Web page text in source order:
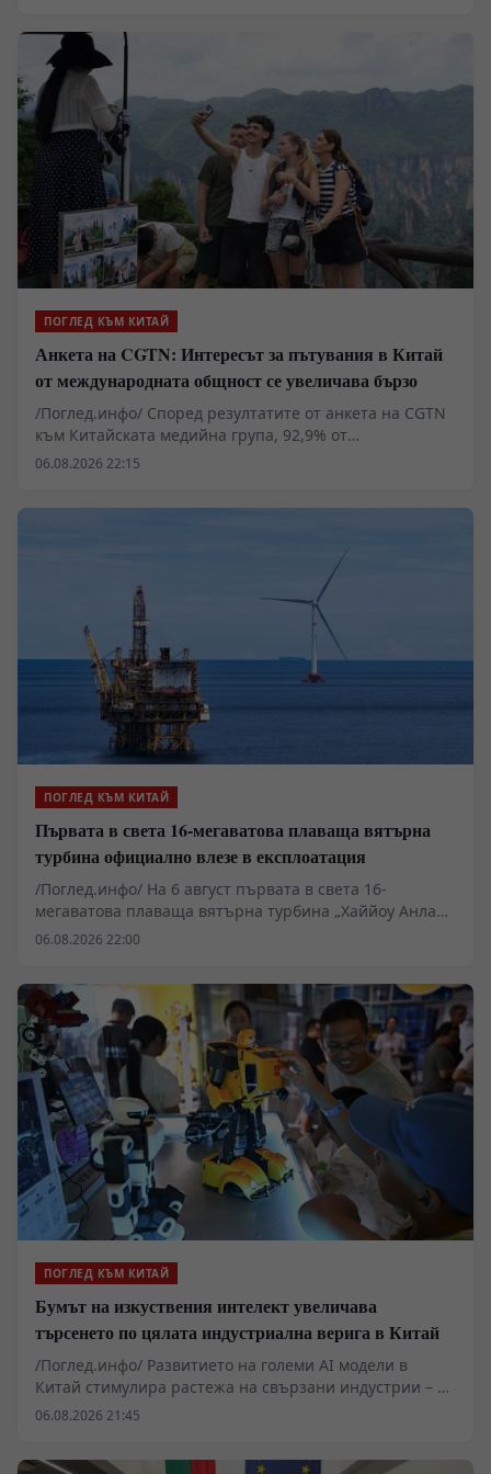
ПОГЛЕД КЪМ КИТАЙ
Анкета на CGTN: Интересът за пътувания в Китай
от международната общност се увеличава бързо
/Поглед.инфо/ Според резултатите от анкета на CGTN
към Китайската медийна група, 92,9% от
анкетираните смятат, че популярността на темата
06.08.2026 22:15
ПОГЛЕД КЪМ КИТАЙ
Първата в света 16-мегаватова плаваща вятърна
турбина официално влезе в експлоатация
/Поглед.инфо/ На 6 август първата в света 16-
мегаватова плаваща вятърна турбина „Хаййоу Анлан“
беше включена към електропреносната мрежа на
06.08.2026 22:00
ПОГЛЕД КЪМ КИТАЙ
Бумът на изкуствения интелект увеличава
търсенето по цялата индустриална верига в Китай
/Поглед.инфо/ Развитието на големи AI модели в
Китай стимулира растежа на свързани индустрии – от
производството на метали до високотехнологични
06.08.2026 21:45